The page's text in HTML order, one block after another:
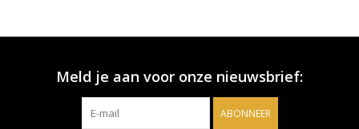
Relatiegeschenken
Meld je aan voor onze nieuwsbrief:
ABONNEER